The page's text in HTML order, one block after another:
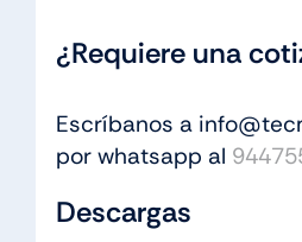
¿Requiere una
Escríbanos a
por whatsapp al
Descargas